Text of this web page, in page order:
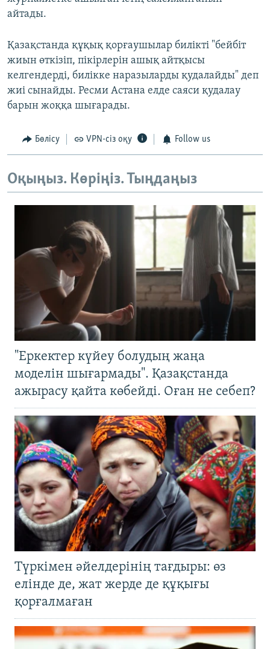
айтады.
Қазақстанда құқық қорғаушылар билікті "бейбіт
жиын өткізіп, пікірлерін ашық айтқысы
келгендерді, билікке наразыларды қудалайды" деп
жиі сынайды. Ресми Астана елде саяси қудалау
барын жоққа шығарады.
Бөлісу VPN-сіз оқу Follow us
Оқыңыз. Көріңіз. Тыңдаңыз
"Еркектер күйеу болудың жаңа
моделін шығармады". Қазақстанда
ажырасу қайта көбейді. Оған не себеп?
Түркімен әйелдерінің тағдыры: өз
елінде де, жат жерде де құқығы
қорғалмаған